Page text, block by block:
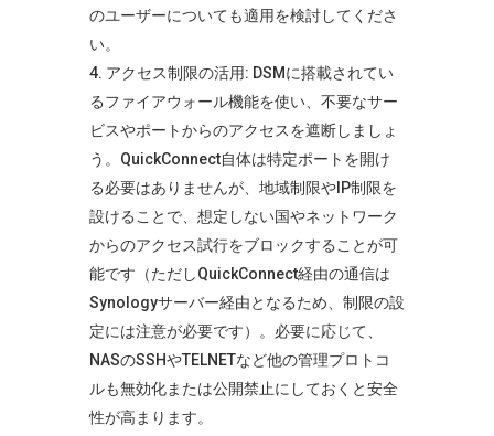
のユーザーについても適用を検討してくださ
い。
アクセス制限の活用: DSMに搭載されてい
るファイアウォール機能を使い、不要なサー
ビスやポートからのアクセスを遮断しましょ
う。QuickConnect自体は特定ポートを開け
る必要はありませんが、地域制限やIP制限を
設けることで、想定しない国やネットワーク
からのアクセス試行をブロックすることが可
能です（ただしQuickConnect経由の通信は
Synologyサーバー経由となるため、制限の設
定には注意が必要です）。必要に応じて、
NASのSSHやTELNETなど他の管理プロトコ
ルも無効化または公開禁止にしておくと安全
性が高まります。